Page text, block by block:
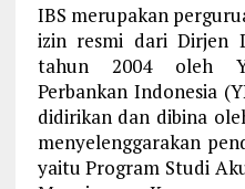
IBS merupakan
izin resmi dari Dirjen
tahun 2004 oleh
Perbankan Indonesia
didirikan dan dibina
menyelenggarakan
yaitu Program Studi